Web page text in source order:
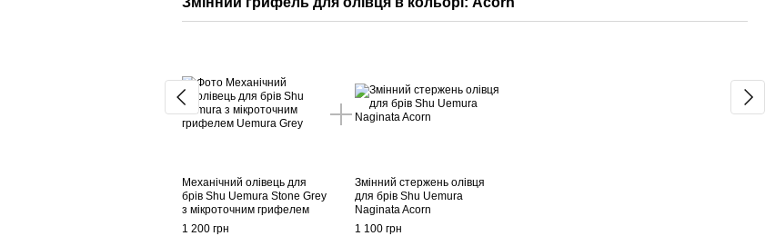
Механічний олівець для
брів Shu Uemura Stone Grey
з мікроточним грифелем
1 200 грн
Змінний стержень олівця
для брів Shu Uemura
Naginata Acorn
1 100 грн